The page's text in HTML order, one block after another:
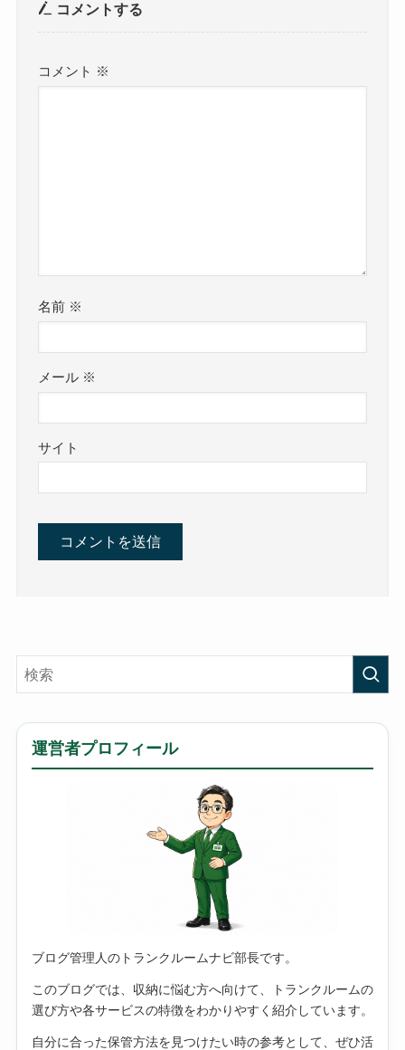
コメントする
コメント ※
名前 ※
メール ※
サイト
運営者プロフィール
ブログ管理人のトランクルームナビ部長です。
このブログでは、収納に悩む方へ向けて、トランクルームの
選び方や各サービスの特徴をわかりやすく紹介しています。
自分に合った保管方法を見つけたい時の参考として、ぜひ活